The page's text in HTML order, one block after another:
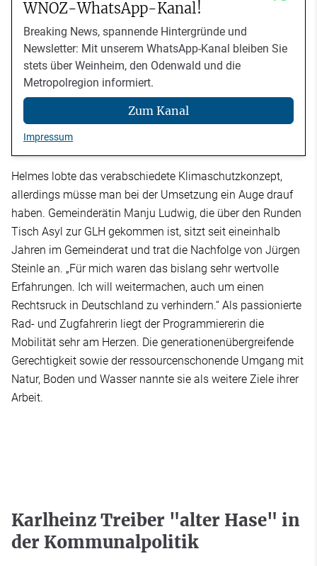
WNOZ-WhatsApp-Kanal!
Breaking News, spannende Hintergründe und
Newsletter: Mit unserem WhatsApp-Kanal bleiben Sie
stets über Weinheim, den Odenwald und die
Metropolregion informiert.
Zum Kanal
Impressum
Helmes lobte das verabschiedete Klimaschutzkonzept,
allerdings müsse man bei der Umsetzung ein Auge drauf
haben. Gemeinderätin Manju Ludwig, die über den Runden
Tisch Asyl zur GLH gekommen ist, sitzt seit eineinhalb
Jahren im Gemeinderat und trat die Nachfolge von Jürgen
Steinle an. „Für mich waren das bislang sehr wertvolle
Erfahrungen. Ich will weitermachen, auch um einen
Rechtsruck in Deutschland zu verhindern.“ Als passionierte
Rad- und Zugfahrerin liegt der Programmiererin die
Mobilität sehr am Herzen. Die generationenübergreifende
Gerechtigkeit sowie der ressourcenschonende Umgang mit
Natur, Boden und Wasser nannte sie als weitere Ziele ihrer
Arbeit.
Karlheinz Treiber "alter Hase" in
der Kommunalpolitik